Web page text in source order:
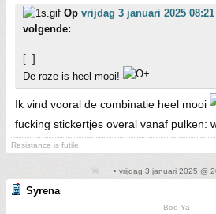
Op vrijdag 3 januari 2025 08:21
volgende:
[..]
De roze is heel mooi!
Ik vind vooral de combinatie heel mooi
fucking stickertjes overal vanaf pulken:
Resistance is futile.
• vrijdag 3 januari 2025 @
Syrena
Boo-Ya